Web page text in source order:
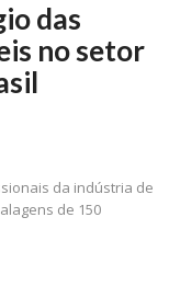
das
no setor
da indústria de
de 150